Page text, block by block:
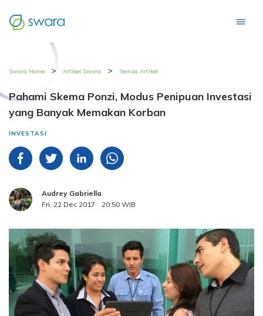
Swara Home > Artikel Swara > Semua Artikel
Pahami Skema Ponzi, Modus Penipuan Investasi
yang Banyak Memakan Korban
INVESTASI
Audrey Gabriella
Fri, 22 Dec 2017
20:50 WIB